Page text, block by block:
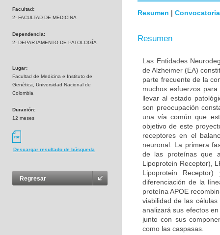
Facultad:
2- FACULTAD DE MEDICINA
Dependencia:
2- DEPARTAMENTO DE PATOLOGÍA
Lugar:
Facultad de Medicina e Instituto de
Genética, Universidad Nacional de
Colombia
Duración:
12 meses
Descargar resultado de búsqueda
Regresar
Resumen | Convocatoria
Resumen
Las Entidades
de Alzheimer (EA)
parte frecuente de la
muchos esfuerzos
llevar al estado
son preocupación
una vía común que
objetivo de este
receptores en el
neuronal. La primera
de las proteínas que
Lipoprotein Receptor),
Lipoprotein
diferenciación de la
proteína APOE
viabilidad de las
analizará sus efectos
junto con sus
como las caspasas.